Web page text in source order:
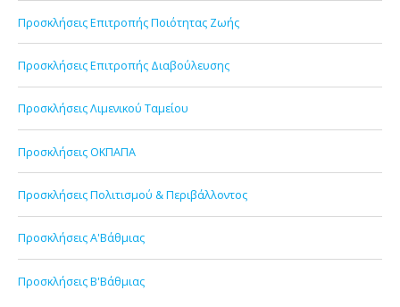
Προσκλήσεις Επιτροπής Ποιότητας Ζωής
Προσκλήσεις Επιτροπής Διαβούλευσης
Προσκλήσεις Λιμενικού Ταμείου
Προσκλήσεις ΟΚΠΑΠΑ
Προσκλήσεις Πολιτισμού & Περιβάλλοντος
Προσκλήσεις Α'Βάθμιας
Προσκλήσεις Β'Βάθμιας